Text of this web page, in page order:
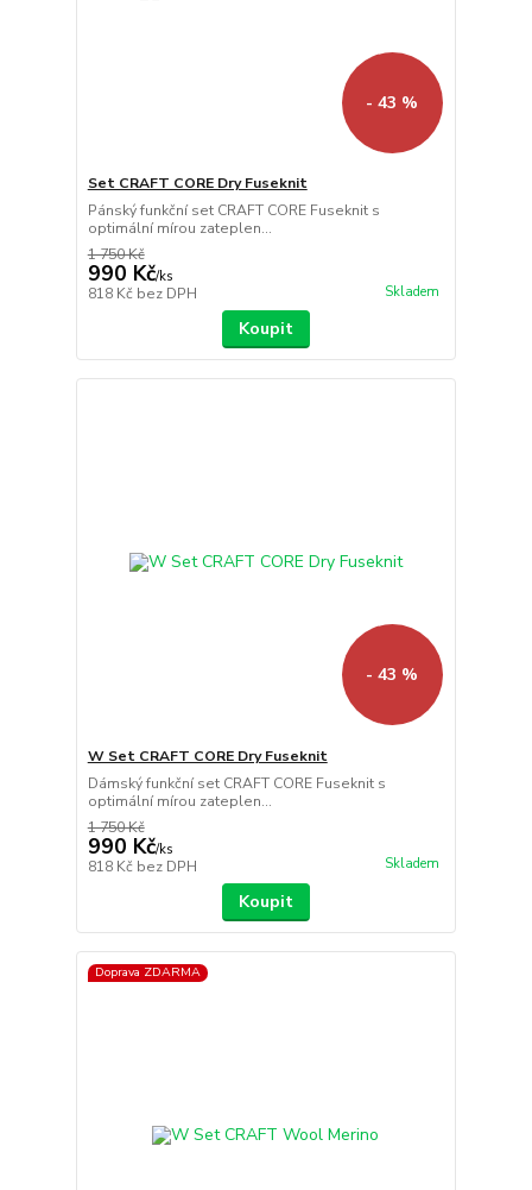
- 43 %
Set CRAFT CORE Dry Fuseknit
Pánský funkční set CRAFT CORE Fuseknit s
optimální mírou zateplen...
1 750 Kč
990 Kč/ks
818 Kč bez DPH Skladem
Koupit
- 43 %
W Set CRAFT CORE Dry Fuseknit
Dámský funkční set CRAFT CORE Fuseknit s
optimální mírou zateplen...
1 750 Kč
990 Kč/ks
818 Kč bez DPH Skladem
Koupit
Doprava ZDARMA